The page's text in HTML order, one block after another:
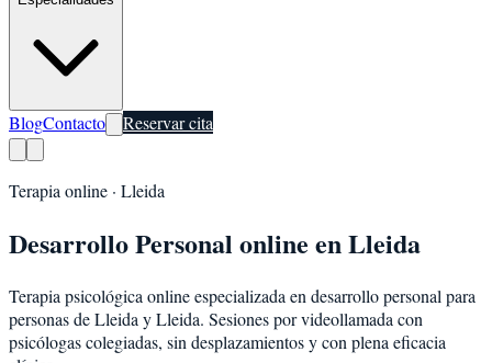
BlogContacto Reservar cita
Terapia online · Lleida
Desarrollo Personal online enLleida
Terapia psicológica online especializada en desarrollo personal para
personas deLleida yLleida. Sesiones por videollamada con
psicólogas colegiadas, sin desplazamientos y con plena eficacia